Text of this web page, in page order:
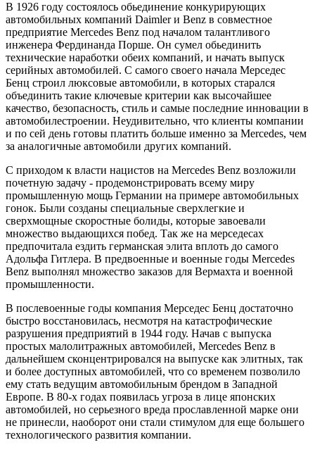
В 1926 году состоялось обьединение конкурирующих
автомобильных компаний Daimler и Benz в совместное
предприятие Mercedes Benz под началом талантливого
инженера Фердинанда Порше. Он сумел обьединить
технические наработки обеих компаний, и начать выпуск
серийных автомобилей. С самого своего начала Мерседес
Бенц строил люксовые автомобили, в которых старался
объединить такие ключевые критерии как высочайшее
качество, безопасность, стиль и самые последние инновации в
автомобилестроении. Неудивительно, что клиенты компании
и по сей день готовы платить больше именно за Mercedes, чем
за аналогичные автомобили других компаний.
С приходом к власти нацистов на Mercedes Benz возложили
почетную задачу - продемонстрировать всему миру
промышленную мощь Германии на примере автомобильных
гонок. Были созданы специальные сверхлегкие и
сверхмощные скоростные болиды, которые завоевали
множество выдающихся побед. Так же на мерседесах
предпочитала ездить германская элита вплоть до самого
Адольфа Гитлера. В предвоенные и военные годы Mercedes
Benz выполнял множество заказов для Вермахта и военной
промышленности.
В послевоенные годы компания Мерседес Бенц достаточно
быстро восстановилась, несмотря на катастрофические
разрушения предприятий в 1944 году. Начав с выпуска
простых малолитражных автомобилей, Mercedes Benz в
дальнейшем сконцентрировался на выпуске как элитных, так
и более доступных автомобилей, что со временем позволило
ему стать ведущим автомобильным брендом в Западной
Европе. В 80-х годах появилась угроза в лице японских
автомобилей, но серьезного вреда прославленной марке они
не принесли, наоборот они стали стимулом для еще большего
технологического развития компании.